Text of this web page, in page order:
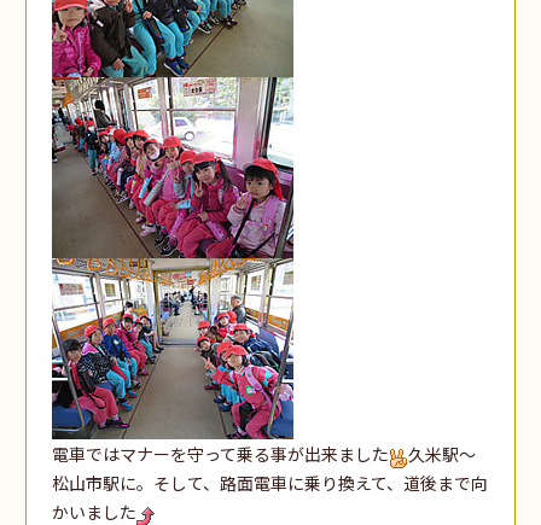
電車ではマナーを守って乗る事が出来ました
久米駅～
松山市駅に。そして、路面電車に乗り換えて、道後まで向
かいました